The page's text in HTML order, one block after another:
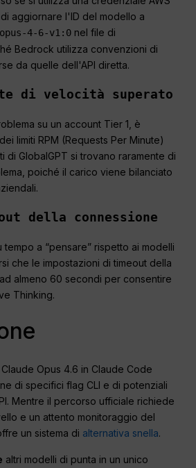
aggiornare l'ID del modello a
4-6-v1:0 nel file di
Bedrock utilizza convenzioni di
da quelle dell'API diretta.
di velocità superato
su un account Tier 1, è
limiti RPM (Requests Per Minute)
di GlobalGPT si trovano raramente di
poiché il carico viene bilanciato
della connessione
tempo a “pensare” rispetto ai modelli
che le impostazioni di timeout della
almeno 60 secondi per consentire
Thinking.
Opus 4.6 in Claude Code
di specifici flag CLI e di potenziali
Mentre il percorso ufficiale richiede
e un attento monitoraggio del
un sistema di alternativa snella.
altri modelli di punta in un unico